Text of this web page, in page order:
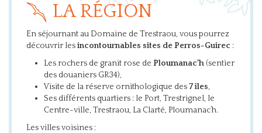
LA RÉGION
En séjournant au Domaine de Trestraou, vous pourrez
découvrir lesincontournables sites de Perros-Guirec :
Les rochers de granit rose de Ploumanac’h (sentier
des douaniers GR34),
Visite de la réserve ornithologique des7 îles,
Ses différents quartiers : le Port, Trestrignel, le
Centre-ville, Trestraou, La Clarté, Ploumanac’h.
Les villes voisines :